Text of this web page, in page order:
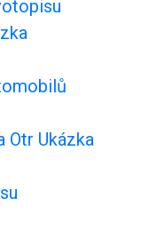
Otr Ukázka